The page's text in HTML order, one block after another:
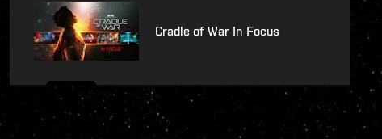
Cradle of War In Focus